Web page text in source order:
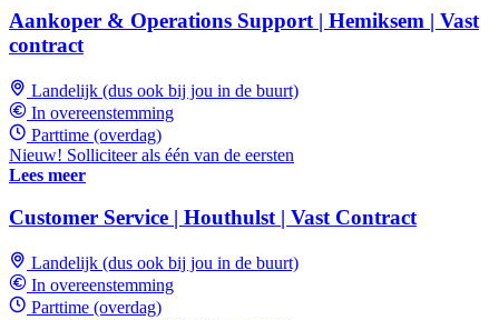
Aankoper & Operations Support | Hemiksem | Vast
contract
Landelijk (dus ook bij jou in de buurt)
In overeenstemming
Parttime (overdag)
Nieuw! Solliciteer als één van de eersten
Lees meer
Customer Service | Houthulst | Vast Contract
Landelijk (dus ook bij jou in de buurt)
In overeenstemming
Parttime (overdag)